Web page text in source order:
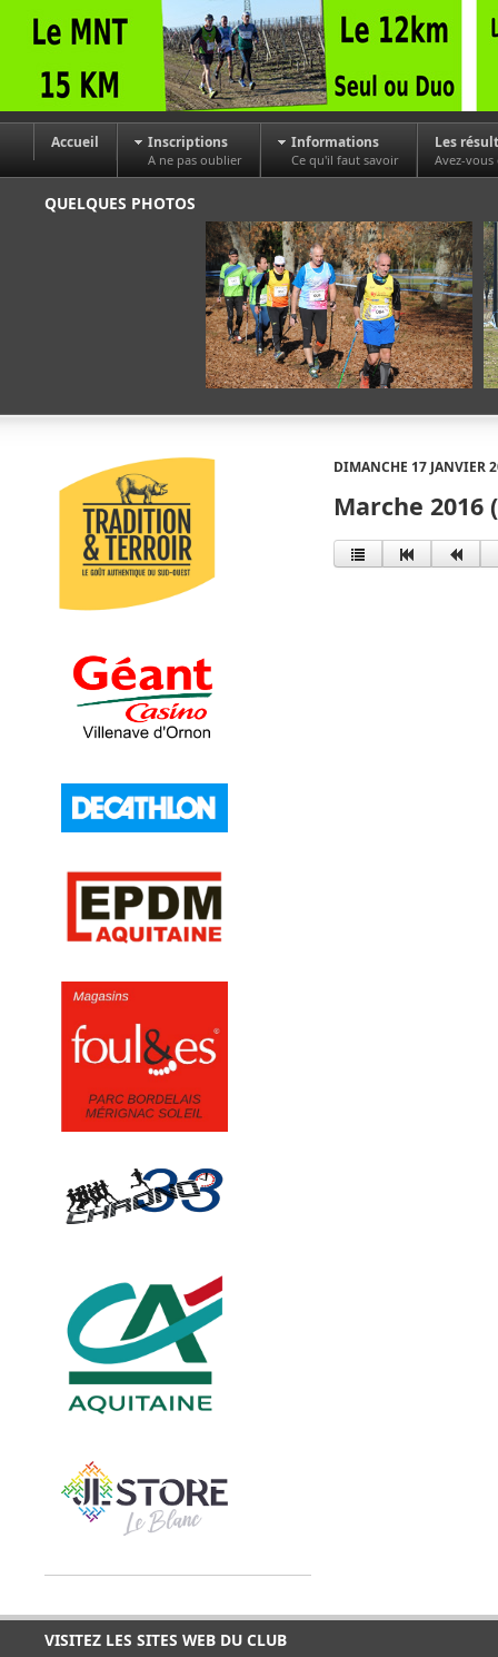
Accueil Inscriptions
A ne pas oublier
Informations
Ce qu'il faut savoir
Les
Avez-vous
QUELQUES PHOTOS
DIMANCHE 17 JANVIER
Marche 2016
VISITEZ LES SITES WEB DU CLUB